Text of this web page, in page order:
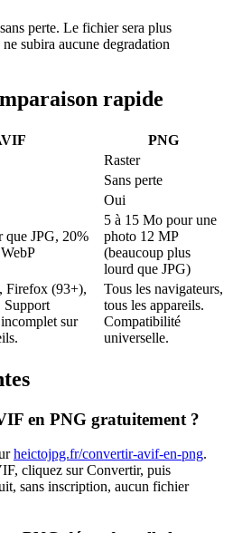
perte. Le fichier sera plus
subira aucune degradation
rapide
PNG
Raster
Sans perte
Oui
que JPG, 20%
5 à 15 Mo pour une
photo 12 MP
(beaucoup plus
lourd que JPG)
Firefox (93+),
Support
sur
Tous les navigateurs,
tous les appareils.
Compatibilité
universelle.
en PNG gratuitement ?
heictojpg.fr/convertir-avif-en-png.
, cliquez sur Convertir, puis
sans inscription, aucun fichier